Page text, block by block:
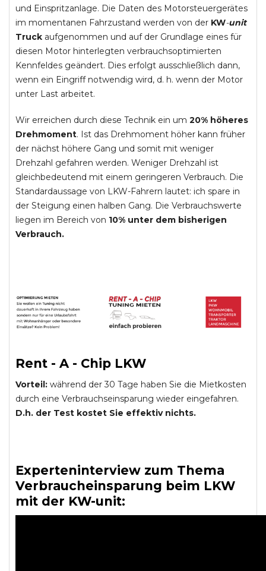
und Einspritzanlage. Die Daten des Motorsteuergerätes
im momentanen Fahrzustand werden von der KW-unit
Truck aufgenommen und auf der Grundlage eines für
diesen Motor hinterlegten verbrauchsoptimierten
Kennfeldes geändert. Dies erfolgt ausschließlich dann,
wenn ein Eingriff notwendig wird, d. h. wenn der Motor
unter Last arbeitet.
Wir erreichen durch diese Technik ein um 20% höheres
Drehmoment. Ist das Drehmoment höher kann früher
der nächst höhere Gang und somit mit weniger
Drehzahl gefahren werden. Weniger Drehzahl ist
gleichbedeutend mit einem geringeren Verbrauch. Die
Standardaussage von LKW-Fahrern lautet: ich spare in
der Steigung einen halben Gang. Die Verbrauchswerte
liegen im Bereich von 10% unter dem bisherigen
Verbrauch.
Rent - A - Chip LKW
Vorteil: während der 30 Tage haben Sie die Mietkosten
durch eine Verbrauchseinsparung wieder eingefahren.
D.h. der Test kostet Sie effektiv nichts.
Experteninterview zum Thema
Verbraucheinsparung beim LKW
mit der KW-unit: